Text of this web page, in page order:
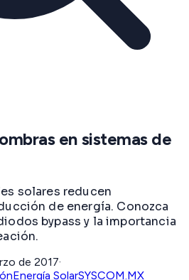
en sistemas de
solares reducen
de energía. Conozca
bypass y la importancia
de 2017·
Energía SolarSYSCOM.MX